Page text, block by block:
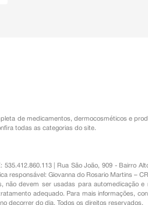
de medicamentos ,dermocosméticos e
todas as categorias do site.
535.412.860.113 | Rua São João, 909 -
responsável: Giovanna do Rosario Martins –
não devem ser usadas para automedicação
adequado. Para mais informações,
decorrer do dia. Todos os direitos reservados.